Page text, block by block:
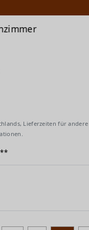
Lieferzeiten für